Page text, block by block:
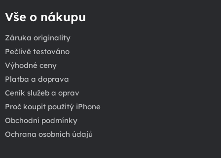
Vše o nákupu
Záruka originality
Pečlivě testováno
Výhodné ceny
Platba a doprava
Ceník služeb a oprav
Proč koupit použitý iPhone
Obchodní podmínky
Ochrana osobních údajů